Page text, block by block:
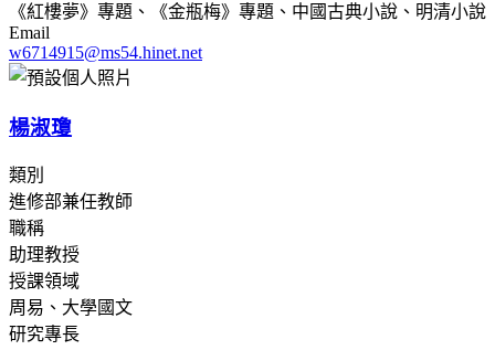
《紅樓夢》專題、《金瓶梅》專題、中國古典小說、明清小說
Email
w6714915@ms54.hinet.net
楊淑瓊
類別
進修部兼任教師
職稱
助理教授
授課領域
周易、大學國文
研究專長